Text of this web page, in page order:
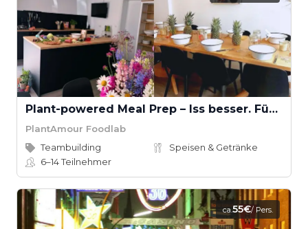
Plant-powered Meal Prep – Iss besser. Fühl dich besser. Arbeite fokussierter.
PlantAmour Foodlab
Teambuilding
Speisen & Getränke
6–14Teilnehmer
ca.55€/ Pers.